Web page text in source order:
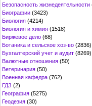
Безопасность жизнедеятельности
Биографии (3423)
Биология (4214)
Биология и химия (1518)
Биржевое дело (68)
Ботаника и сельское хоз-во (2836)
Бухгалтерский учет и аудит (8269)
Валютные отношения (50)
Ветеринария (50)
Военная кафедра (762)
ГДЗ (2)
География (5275)
Геодезия (30)